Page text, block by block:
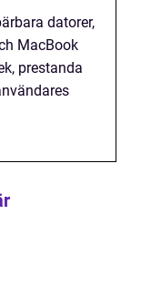
datorer,
MacBook
prestanda